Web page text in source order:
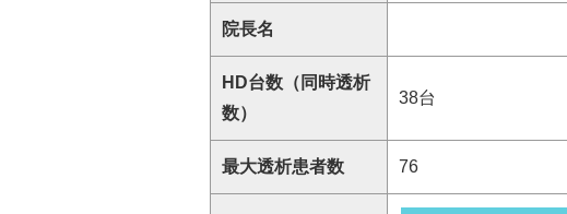
院長名
HD台数（同時透析
数）
38台
最大透析患者数 76